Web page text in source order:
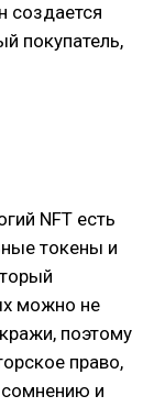
создается
покупатель,
NFT есть
токены и
можно не
поэтому
право,
и